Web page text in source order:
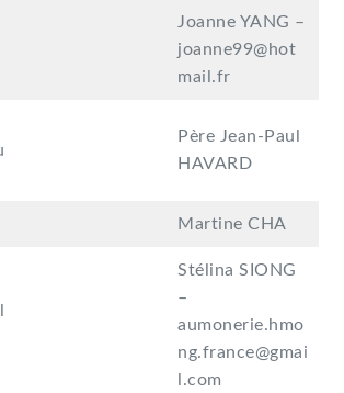
Joanne YANG –
joanne99@hot
mail.fr
Père Jean-Paul
HAVARD
Martine CHA
Stélina SIONG
–
aumonerie.hmo
ng.france@gmai
l.com